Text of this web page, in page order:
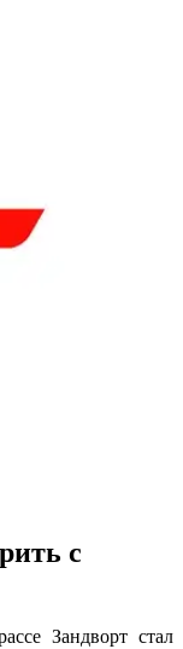
с
Зандворт стал